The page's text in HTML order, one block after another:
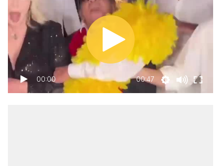
00:00 00:47